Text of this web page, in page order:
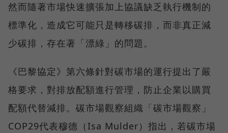
然而隨著市場快速擴張加上協議缺乏執行機制的
標準化，造成它可能只是轉移碳排，而非真正減
少碳排，存在著「漂綠」的問題。
《巴黎協定》第六條針對碳市場的運行提出了嚴
格要求，對排放配額進行管理，防止企業以購買
配額代替減排。碳市場觀察組織「碳市場觀察」
COP29代表穆德（Isa Mulder）指出，若碳市場